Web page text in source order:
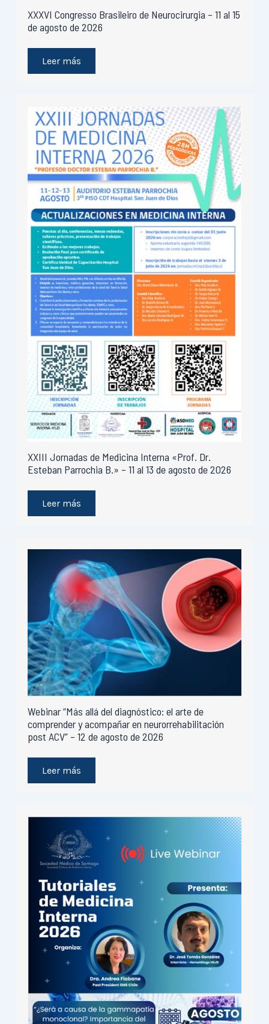
XXXVI Congresso Brasileiro de Neurocirurgia – 11 al 15
de agosto de 2026
Leer más
XXIII Jornadas de Medicina Interna «Prof. Dr.
Esteban Parrochia B.» – 11 al 13 de agosto de 2026
Leer más
Webinar “Más allá del diagnóstico: el arte de
comprender y acompañar en neurorrehabilitación
post ACV” – 12 de agosto de 2026
Leer más